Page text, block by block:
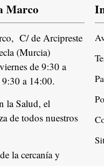
Marco
C/ de Arcipreste
(Murcia)
de 9:30 a
a 14:00.
la Salud, el
de todos nuestros
la cercanía y